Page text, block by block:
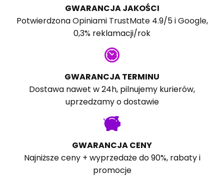
GWARANCJA JAKOŚCI
PotwierdzonaOpiniami TrustMate4.9/5 iGoogle,
0,3% reklamacji/rok
GWARANCJA TERMINU
Dostawa nawet w 24h, pilnujemy kurierów,
uprzedzamy o dostawie
GWARANCJA CENY
Najniższe ceny + wyprzedaże do 90%, rabaty i
promocje